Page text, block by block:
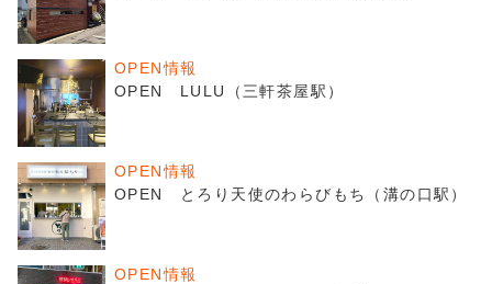
OPEN情報
OPEN LULU（三軒茶屋駅）
OPEN情報
OPEN とろり天使のわらびもち（溝の口駅）
OPEN情報